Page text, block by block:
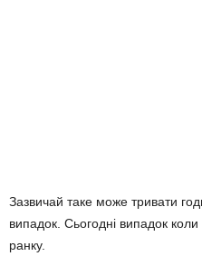
Зазвичай таке може тривати
випадок. Сьогодні випадок коли
ранку.